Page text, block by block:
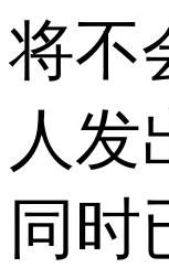
将不
人发
同时